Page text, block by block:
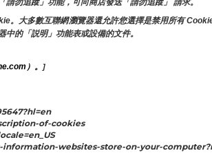
勿追蹤」功能，可向商店發送「請勿追蹤」 請求。
。大多數互聯網瀏覽器還允許您選擇是禁用所有
的「説明」功能表或設備的文件。
）。 ]
of-cookies
information-websites-store-on-your-